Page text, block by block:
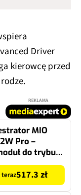
Driver
kierowcę przed
REKLAMA
MIO
Pro –
do trybu
24h
teraz517.3 zł